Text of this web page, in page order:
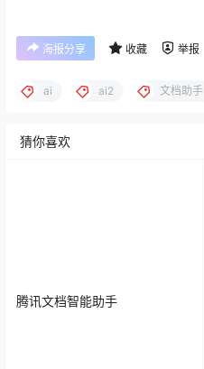
海报分享 收藏 举报
ai ai2 文档助手
猜你喜欢
腾讯文档智能助手